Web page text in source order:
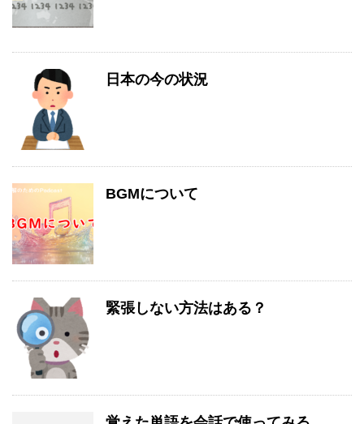
日本の今の状況
BGMについて
緊張しない方法はある？